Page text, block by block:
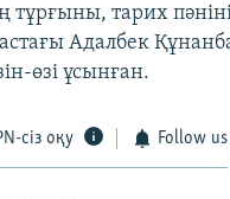
тұрғыны, тарих
Адалбек
өзі ұсынған.
сіз оқу Follow us